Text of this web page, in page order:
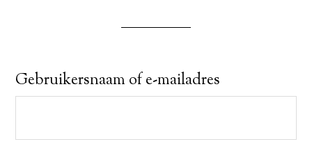
Gebruikersnaam of e-mailadres